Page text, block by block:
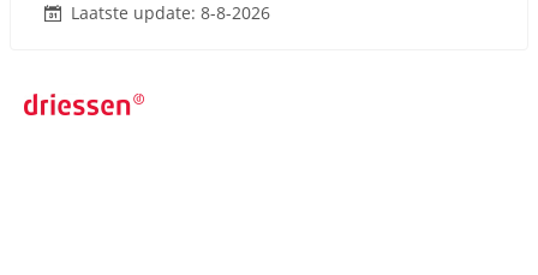
Laatste update: 8-8-2026